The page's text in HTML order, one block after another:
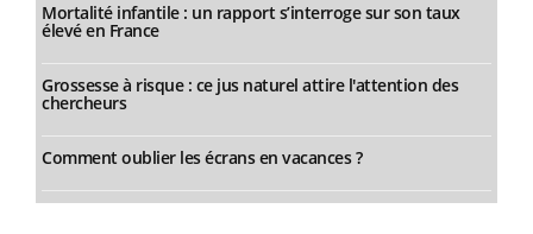
Mortalité infantile : un rapport s’interroge sur son taux
élevé en France
Grossesse à risque : ce jus naturel attire l'attention des
chercheurs
Comment oublier les écrans en vacances ?